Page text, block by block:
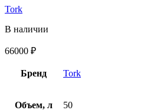
Tork
В наличии
66000 ₽
Бренд Tork
Объем, л 50